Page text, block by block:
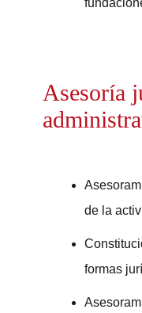
Asesoría
de la
formas